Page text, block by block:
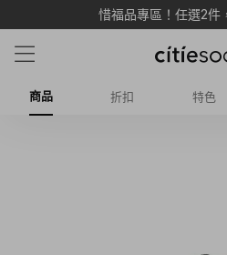
惜福品專區！任選2件
商品 折扣 特色